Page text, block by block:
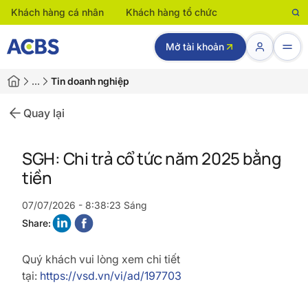
Khách hàng cá nhân Khách hàng tổ chức
Mở tài khoản
… Tin doanh nghiệp
Quay lại
SGH: Chi trả cổ tức năm 2025 bằng
tiền
07/07/2026 - 8:38:23 Sáng
Share:
Quý khách vui lòng xem chi tiết
tại: https://vsd.vn/vi/ad/197703